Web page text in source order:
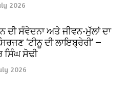
2026
ਦੀ ਸੰਵੇਦਨਾ ਅਤੇ ਜੀਵਨ-ਮੁੱਲਾਂ ਦਾ
‘ਟੀਨੂ ਦੀ ਲਾਇਬ੍ਰੇਰੀ’ —
ਸਿੰਘ ਸੋਢੀ
2026